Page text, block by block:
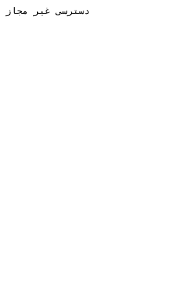
دسترسی غیر مجاز